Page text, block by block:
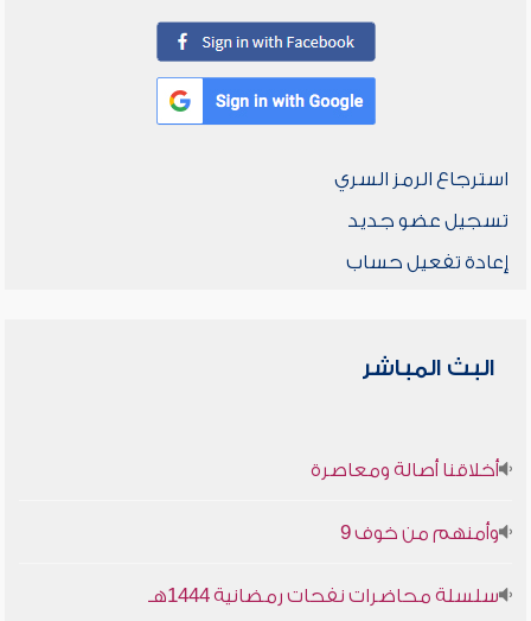
استرجاع الرمز السري
تسجيل عضو جديد
إعادة تفعيل حساب
البث المباشر
أخلاقنا أصالة ومعاصرة
وأمنهم من خوف 9
سلسلة محاضرات نفحات رمضانية 1444هـ